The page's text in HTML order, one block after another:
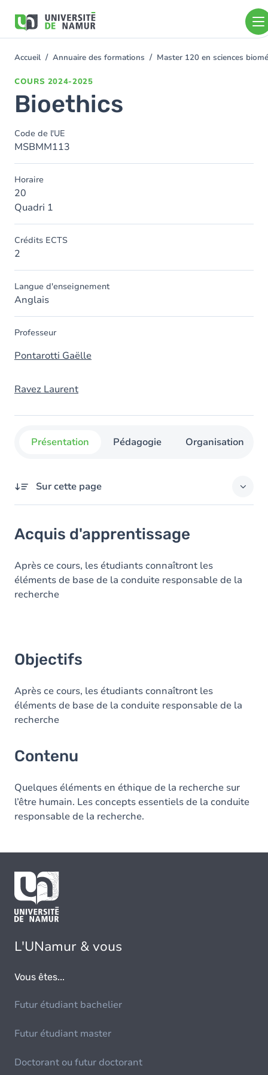
contenu
You
Accueil Annuaire des formations Master 120 en sciences
COURS 2024-2025
Bioethics
Code de l'UE
MSBMM113
Horaire
20
Quadri 1
Crédits ECTS
2
Langue d'enseignement
Anglais
Professeur
Pontarotti Gaëlle
Ravez Laurent
Présentation Pédagogie Organisation
Sur cette page
Objectifs
Contenu
Acquis d'apprentissage
Après ce cours, les étudiants connaîtront les
éléments de base de la conduite responsable de la
recherche
Objectifs
Après ce cours, les étudiants connaîtront les
éléments de base de la conduite responsable de la
recherche
Contenu
Quelques éléments en éthique de la recherche sur
l’être humain. Les concepts essentiels de la conduite
responsable de la recherche.
L'UNamur & vous
Vous êtes...
Futur étudiant bachelier
Futur étudiant master
Doctorant ou futur doctorant